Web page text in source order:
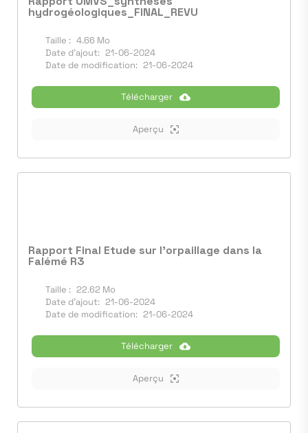
hydrogéologiques_FINAL_REVU
Taille : 4.66 Mo
Date d'ajout: 21-06-2024
Date de modification: 21-06-2024
Télécharger
Aperçu
Rapport Final Etude sur l'orpaillage dans la
Falémé R3
Taille : 22.62 Mo
Date d'ajout: 21-06-2024
Date de modification: 21-06-2024
Télécharger
Aperçu